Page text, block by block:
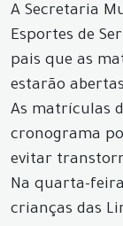
A Secretaria
Esportes de
pais que as
estarão
As matrículas
cronograma
evitar
Na quarta-
crianças das